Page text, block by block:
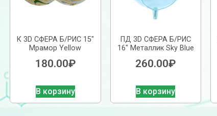
К 3D СФЕРА Б/РИС 15″
Мрамор Yellow
180.00₽
В корзину
ПД 3D СФЕРА Б/РИС
16″ Металлик Sky Blue
260.00₽
В корзину